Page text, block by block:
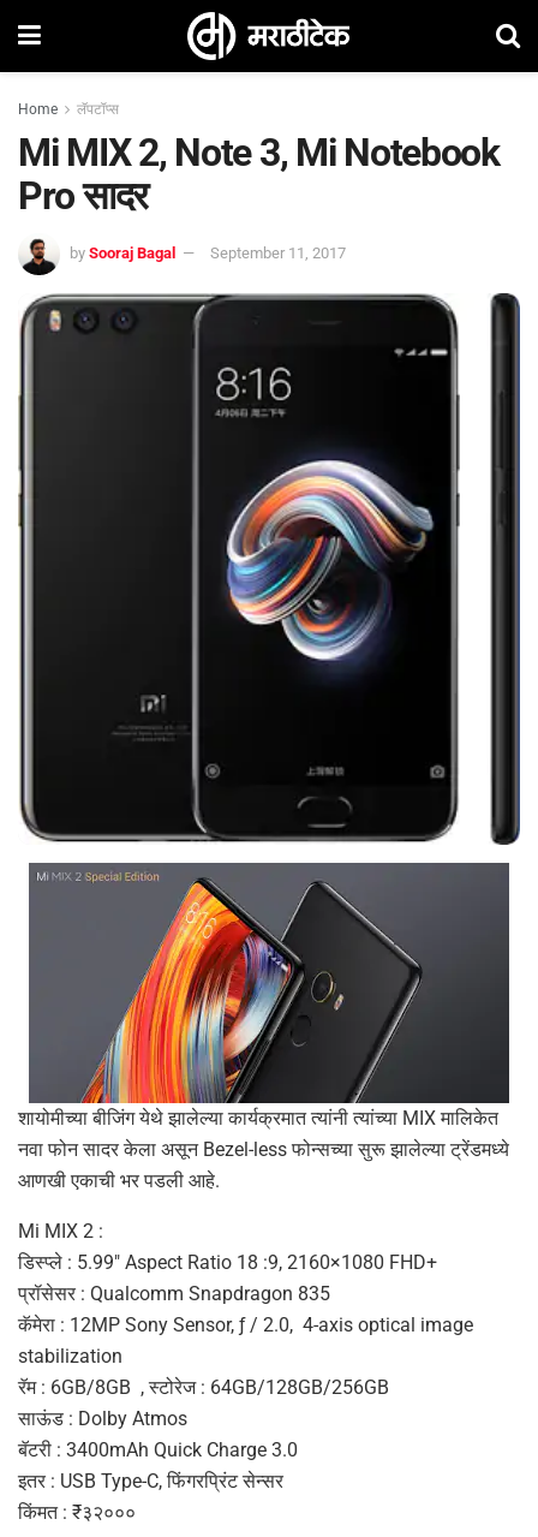
Home लॅपटॉप्स
Mi MIX 2, Note 3, Mi Notebook
Pro सादर
by Sooraj Bagal September 11, 2017
शायोमीच्या बीजिंग येथे झालेल्या कार्यक्रमात त्यांनी त्यांच्या MIX मालिकेत
नवा फोन सादर केला असून Bezel-less फोन्सच्या सुरू झालेल्या ट्रेंडमध्ये
आणखी एकाची भर पडली आहे.
Mi MIX 2 :
डिस्प्ले : 5.99″ Aspect Ratio 18 :9, 2160×1080 FHD+
प्रॉसेसर : Qualcomm Snapdragon 835
कॅमेरा : 12MP Sony Sensor, ƒ / 2.0, 4-axis optical image
stabilization
रॅम : 6GB/8GB , स्टोरेज : 64GB/128GB/256GB
साऊंड : Dolby Atmos
बॅटरी : 3400mAh Quick Charge 3.0
इतर : USB Type-C, फिंगरप्रिंट सेन्सर
किंमत : ₹३२०००